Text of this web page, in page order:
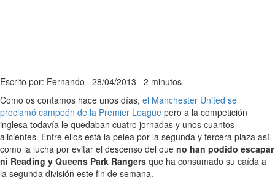
Escrito por: Fernando 28/04/2013 2 minutos
Como os contamos hace unos días, el Manchester United se
proclamó campeón de la Premier League pero a la competición
inglesa todavía le quedaban cuatro jornadas y unos cuantos
alicientes. Entre ellos está la pelea por la segunda y tercera plaza así
como la lucha por evitar el descenso del que no han podido escapar
ni Reading y Queens Park Rangers que ha consumado su caída a
la segunda división este fin de semana.